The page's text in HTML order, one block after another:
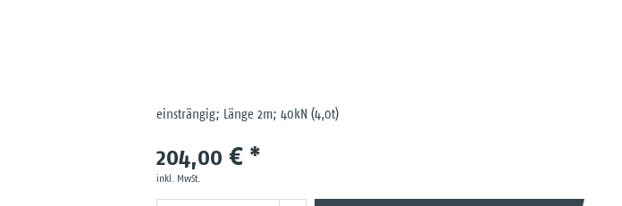
einsträngig; Länge 2m; 40kN (4,0t)
204,00 € *
inkl. MwSt.